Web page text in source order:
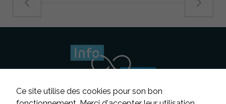
Ce site utilise des cookies pour son bon